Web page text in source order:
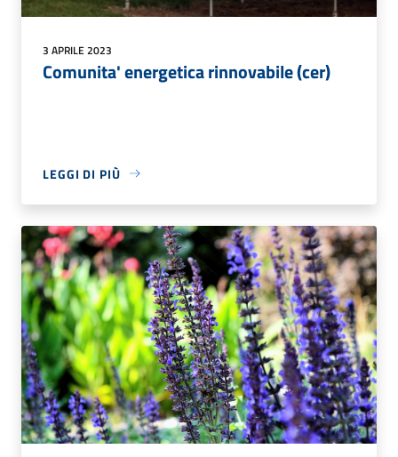
3 APRILE 2023
Comunita' energetica rinnovabile (cer)
LEGGI DI PIÙ